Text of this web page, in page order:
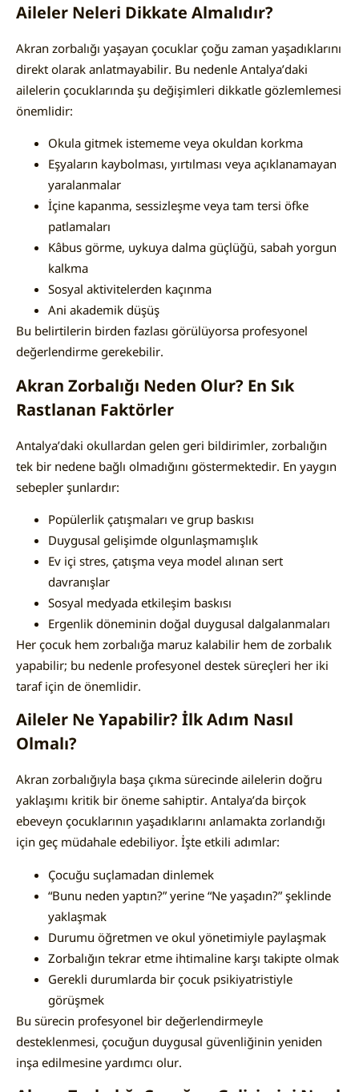
Aileler Neleri Dikkate Almalıdır?
Akran zorbalığı yaşayan çocuklar çoğu zaman yaşadıklarını
direkt olarak anlatmayabilir. Bu nedenle Antalya’daki
ailelerin çocuklarında şu değişimleri dikkatle gözlemlemesi
önemlidir:
Okula gitmek istememe veya okuldan korkma
Eşyaların kaybolması, yırtılması veya açıklanamayan
yaralanmalar
İçine kapanma, sessizleşme veya tam tersi öfke
patlamaları
Kâbus görme, uykuya dalma güçlüğü, sabah yorgun
kalkma
Sosyal aktivitelerden kaçınma
Ani akademik düşüş
Bu belirtilerin birden fazlası görülüyorsa profesyonel
değerlendirme gerekebilir.
Akran Zorbalığı Neden Olur? En Sık
Rastlanan Faktörler
Antalya’daki okullardan gelen geri bildirimler, zorbalığın
tek bir nedene bağlı olmadığını göstermektedir. En yaygın
sebepler şunlardır:
Popülerlik çatışmaları ve grup baskısı
Duygusal gelişimde olgunlaşmamışlık
Ev içi stres, çatışma veya model alınan sert
davranışlar
Sosyal medyada etkileşim baskısı
Ergenlik döneminin doğal duygusal dalgalanmaları
Her çocuk hem zorbalığa maruz kalabilir hem de zorbalık
yapabilir; bu nedenle profesyonel destek süreçleri her iki
taraf için de önemlidir.
Aileler Ne Yapabilir? İlk Adım Nasıl
Olmalı?
Akran zorbalığıyla başa çıkma sürecinde ailelerin doğru
yaklaşımı kritik bir öneme sahiptir. Antalya’da birçok
ebeveyn çocuklarının yaşadıklarını anlamakta zorlandığı
için geç müdahale edebiliyor. İşte etkili adımlar:
Çocuğu suçlamadan dinlemek
“Bunu neden yaptın?” yerine “Ne yaşadın?” şeklinde
yaklaşmak
Durumu öğretmen ve okul yönetimiyle paylaşmak
Zorbalığın tekrar etme ihtimaline karşı takipte olmak
Gerekli durumlarda bir çocuk psikiyatristiyle
görüşmek
Bu sürecin profesyonel bir değerlendirmeyle
desteklenmesi, çocuğun duygusal güvenliğinin yeniden
inşa edilmesine yardımcı olur.